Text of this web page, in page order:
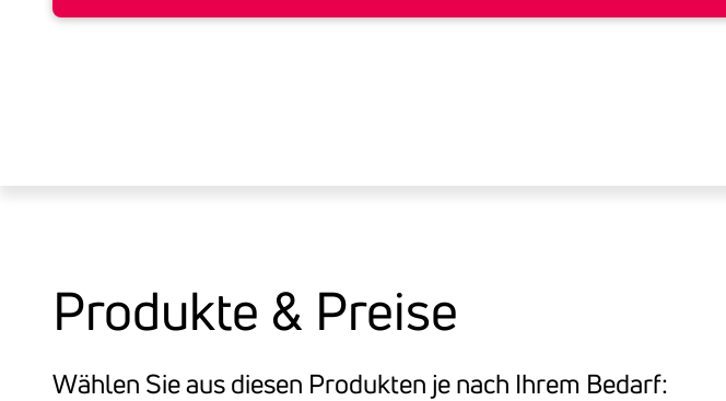
Produkte & Preise
Wählen Sie aus diesen Produkten je nach Ihrem Bedarf: